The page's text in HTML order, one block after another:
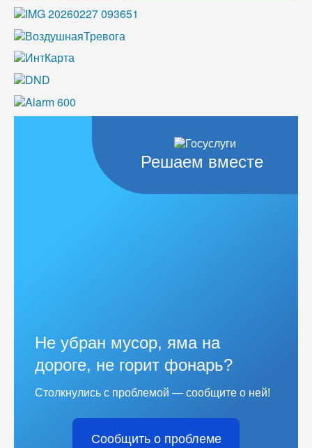
Решаем вместе
Не убран мусор, яма на
дороге, не горит фонарь?
Столкнулись с проблемой — сообщите о ней!
Сообщить о проблеме